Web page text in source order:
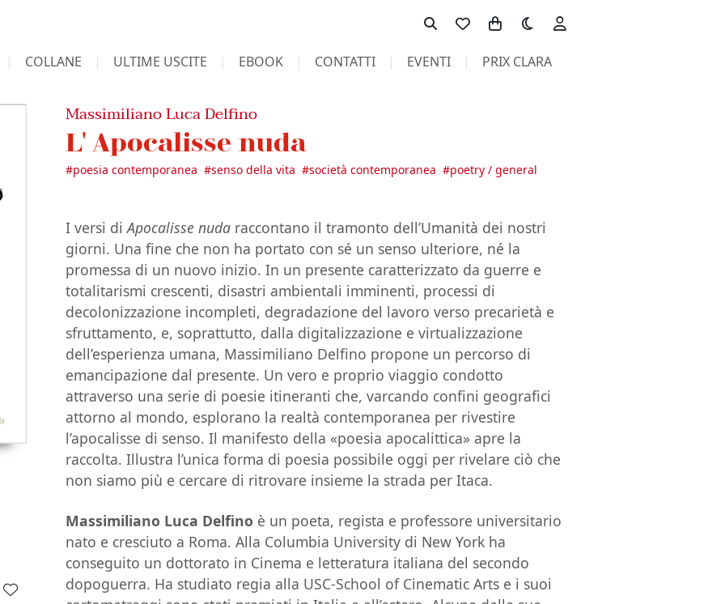
Toggle theme
COLLANE ULTIME USCITE EBOOK CONTATTI EVENTI PRIX CLARA
Massimiliano Luca Delfino
L' Apocalisse nuda
#poesia contemporanea #senso della vita #società contemporanea #poetry / general
I versi diApocalisse nuda raccontano il tramonto dell’Umanità dei nostri
giorni. Una fine che non ha portato con sé un senso ulteriore, né la
promessa di un nuovo inizio. In un presente caratterizzato da guerre e
totalitarismi crescenti, disastri ambientali imminenti, processi di
decolonizzazione incompleti, degradazione del lavoro verso precarietà e
sfruttamento, e, soprattutto, dalla digitalizzazione e virtualizzazione
dell’esperienza umana, Massimiliano Delfino propone un percorso di
emancipazione dal presente. Un vero e proprio viaggio condotto
attraverso una serie di poesie itineranti che, varcando confini geografici
attorno al mondo, esplorano la realtà contemporanea per rivestire
l’apocalisse di senso. Il manifesto della «poesia apocalittica» apre la
raccolta. Illustra l’unica forma di poesia possibile oggi per rivelare ciò che
non siamo più e cercare di ritrovare insieme la strada per Itaca.
Massimiliano Luca Delfino è un poeta, regista e professore universitario
nato e cresciuto a Roma. Alla Columbia University di New York ha
conseguito un dottorato in Cinema e letteratura italiana del secondo
dopoguerra. Ha studiato regia alla USC-School of Cinematic Arts e i suoi